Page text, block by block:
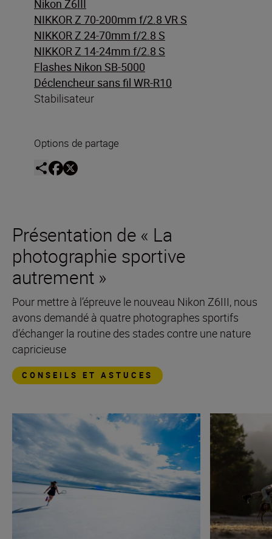
Nikon Z6III
NIKKOR Z 70-200mm f/2.8 VR S
NIKKOR Z 24-70mm f/2.8 S
NIKKOR Z 14-24mm f/2.8 S
Flashes Nikon SB-5000
Déclencheur sans fil WR-R10
Stabilisateur
Options de partage
Présentation de « La
photographie sportive
autrement »
Pour mettre à l’épreuve le nouveau Nikon Z6III, nous
avons demandé à quatre photographes sportifs
d’échanger la routine des stades contre une nature
capricieuse
CONSEILS ET ASTUCES